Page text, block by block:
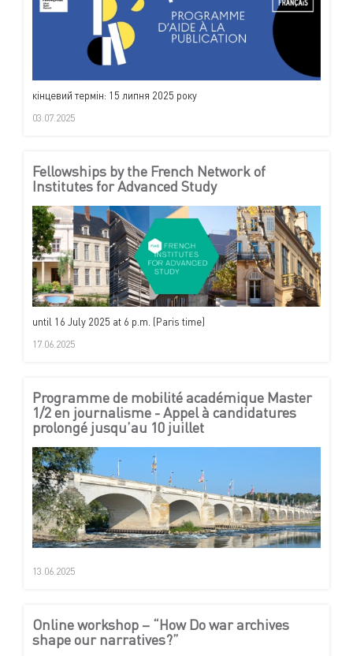
кінцевий термін: 15 липня 2025 року
03.07.2025
Fellowships by the French Network of
Institutes for Advanced Study
until 16 July 2025 at 6 p.m. (Paris time)
17.06.2025
Programme de mobilité académique Master
1/2 en journalisme - Appel à candidatures
prolongé jusqu’au 10 juillet
13.06.2025
Online workshop – “How Do war archives
shape our narratives?”